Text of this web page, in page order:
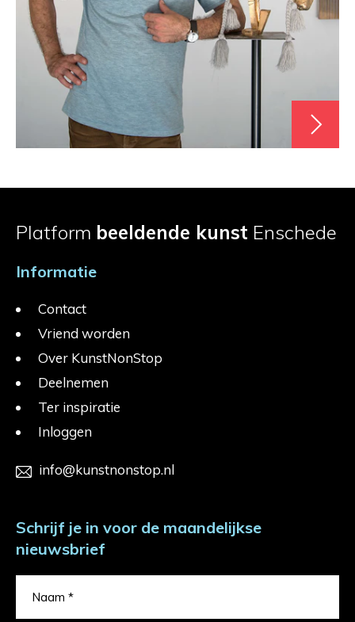
Platform beeldende kunst Enschede
Informatie
Contact
Vriend worden
Over KunstNonStop
Deelnemen
Ter inspiratie
Inloggen
info@kunstnonstop.nl
Schrijf je in voor de maandelijkse
nieuwsbrief